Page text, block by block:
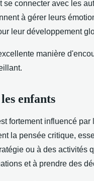
connecter avec les
à gérer leurs
leur développement
manière
enfants
fortement influencé par
la pensée critique,
ou à des activités
et à prendre des